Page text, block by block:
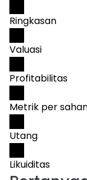
Ringkasan
Valuasi
Profitabilitas
Metrik per
Utang
Likuiditas